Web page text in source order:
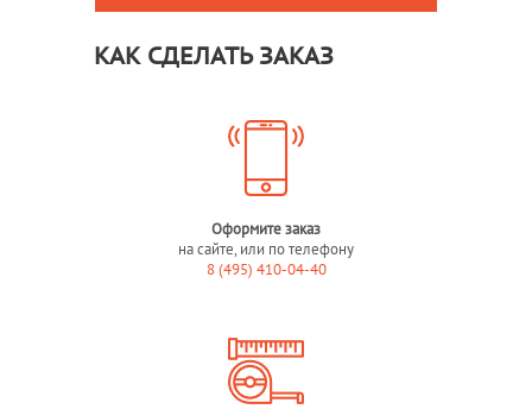
КАК СДЕЛАТЬ ЗАКАЗ
Оформите заказ
на сайте, или по телефону
8 (495) 410-04-40